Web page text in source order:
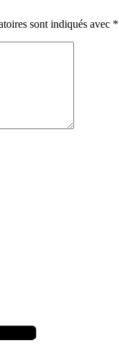
sont indiqués avec *